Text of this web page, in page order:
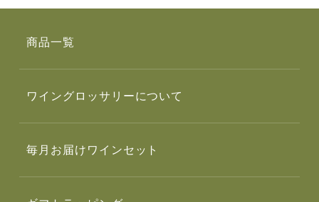
商品一覧
ワイングロッサリーについて
毎月お届けワインセット